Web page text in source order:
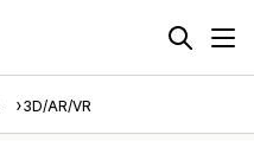
3D/AR/VR